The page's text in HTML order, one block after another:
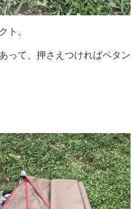
ト。
って、押さえつければペタン